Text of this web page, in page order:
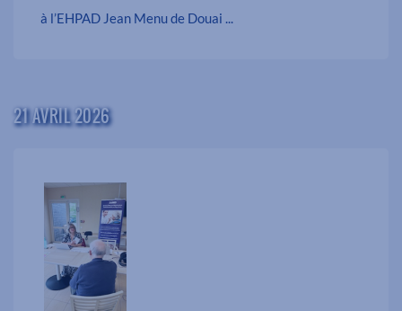
à l’EHPAD Jean Menu de Douai ...
21 AVRIL 2026